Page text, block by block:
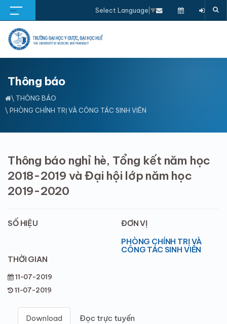
Select Language ▼
Thông báo
\ THÔNG BÁO
\ PHÒNG CHÍNH TRỊ VÀ CÔNG TÁC SINH VIÊN
Thông báo nghỉ hè, Tổng kết năm học
2018-2019 và Đại hội lớp năm học
2019-2020
SỐ HIỆU
ĐƠN VỊ
PHÒNG CHÍNH TRỊ VÀ
CÔNG TÁC SINH VIÊN
THỜI GIAN
11-07-2019
11-07-2019
Download Đọc trực tuyến